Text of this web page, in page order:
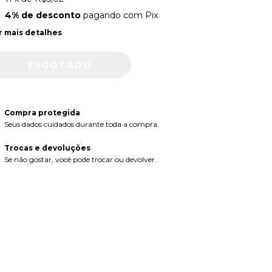
4% de descontopagando com Pix
mais detalhes
Compra protegida
Seus dados cuidados durante toda a compra.
Trocas e devoluções
Se não gostar, você pode trocar ou devolver.